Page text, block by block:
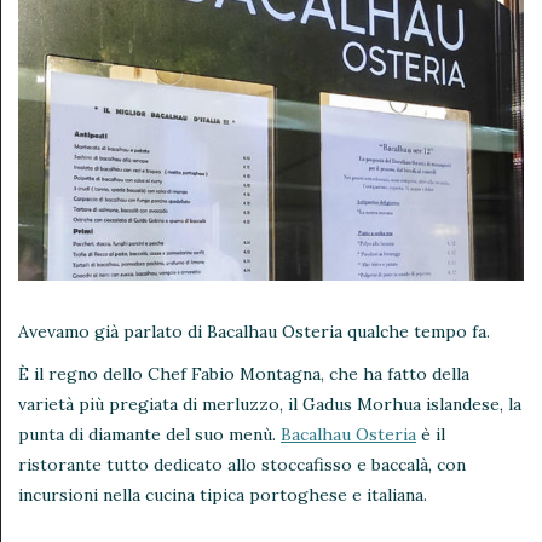
Avevamo già parlato di Bacalhau Osteria qualche tempo fa.
È il regno dello Chef Fabio Montagna, che ha fatto della
varietà più pregiata di merluzzo, il Gadus Morhua islandese, la
punta di diamante del suo menù. Bacalhau Osteria è il
ristorante tutto dedicato allo stoccafisso e baccalà, con
incursioni nella cucina tipica portoghese e italiana.